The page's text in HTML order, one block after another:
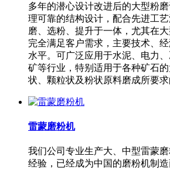
多年的潜心设计改进后的大型粉
理可靠的结构设计，配合先进工
磨、选粉、提升于一体，尤其在
完全满足客户需求，主要技术、
水平。可广泛应用于水泥、电力
矿等行业，特别适用于各种矿石
状、颗粒状及粉状原料磨成所要求
雷蒙磨粉机
我们公司专业生产大、中型雷蒙
经验，已经成为中国的磨粉机制